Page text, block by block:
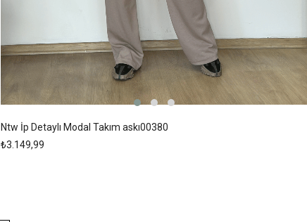
Ntw İp Detaylı Modal Takım askı00380
₺3.149,99